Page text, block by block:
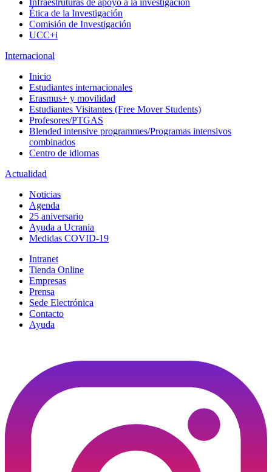
Infraestruturas de apoyo a la investigación
Ética de la Investigación
Comisión de Investigación
UCC+i
Internacional
Inicio
Estudiantes internacionales
Erasmus+ y movilidad
Estudiantes Visitantes (Free Mover Students)
Profesores/PTGAS
Blended intensive programmes/Programas intensivos
combinados
Centro de idiomas
Actualidad
Noticias
Agenda
25 aniversario
Ayuda a Ucrania
Medidas COVID-19
Intranet
Tienda Online
Empresas
Prensa
Sede Electrónica
Contacto
Ayuda